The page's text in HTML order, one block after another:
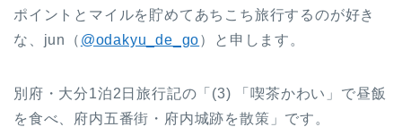
ポイントとマイルを貯めてあちこち旅行するのが好き
な、jun（ @odakyu_de_go）と申します。
別府・大分1泊2日旅行記の「(3) 「喫茶かわい」で昼飯
を食べ、府内五番街・府内城跡を散策」です。